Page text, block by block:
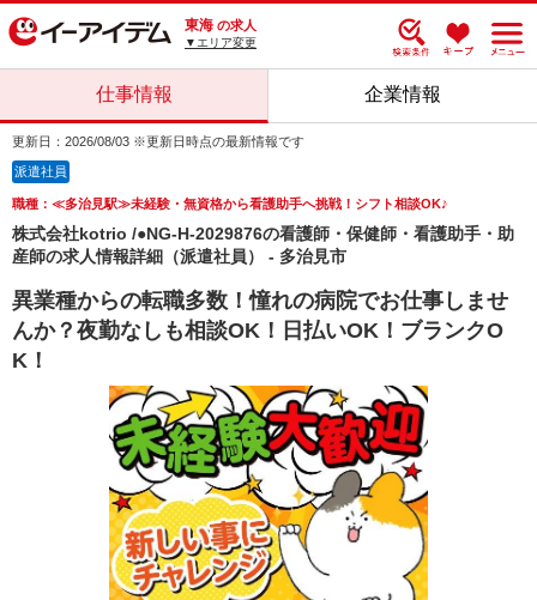
東海 の求人
▼エリア変更
仕事情報 企業情報
更新日：2026/08/03 ※更新日時点の最新情報です
派遣社員
職種：≪多治見駅≫未経験・無資格から看護助手へ挑戦！シフト相談OK♪
株式会社kotrio /●NG-H-2029876の看護師・保健師・看護助手・助
産師の求人情報詳細（派遣社員） - 多治見市
異業種からの転職多数！憧れの病院でお仕事しませ
んか？夜勤なしも相談OK！日払いOK！ブランクO
K！